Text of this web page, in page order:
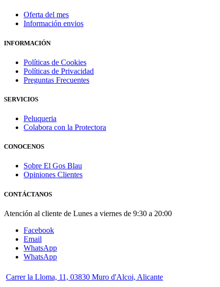
Oferta del mes
Información envios
INFORMACIÓN
Políticas de Cookies
Políticas de Privacidad
Preguntas Frecuentes
SERVICIOS
Peluqueria
Colabora con la Protectora
CONOCENOS
Sobre El Gos Blau
Opiniones Clientes
CONTÁCTANOS
Atención al cliente de Lunes a viernes de 9:30 a 20:00
Facebook
Email
WhatsApp
WhatsApp
Carrer la Lloma, 11, 03830 Muro d'Alcoi, Alicante